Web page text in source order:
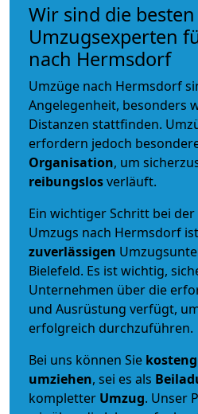
Wir sind die besten
Umzugsexperten
nach Hermsdorf
Umzüge nach Hermsdorf
Angelegenheit, besonders
Distanzen stattfinden.
erfordern jedoch
Organisation, um
reibungslosverläuft.
Ein wichtiger Schritt bei
Umzugs nach Hermsdorf
zuverlässigen
Bielefeld. Es ist wichtig,
Unternehmen über die
und Ausrüstung verfügt,
erfolgreich durchzuführen.
Bei uns können Sie
umziehen, sei es als
kompletter Umzug. Unser